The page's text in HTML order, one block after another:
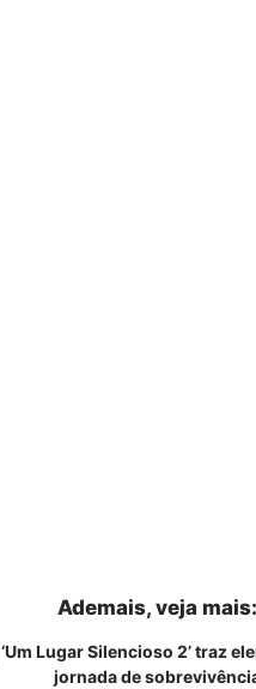
Ademais, veja mais:
Lugar Silencioso 2’ traz
jornada de